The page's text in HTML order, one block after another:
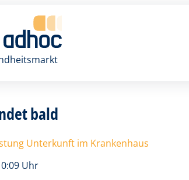
bald
Unterkunft im Krankenhaus
Uhr